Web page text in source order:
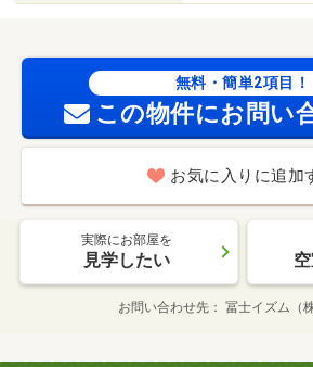
無料・簡単2項目！
この物件にお問い
お気に入りに追加
実際にお部屋を
見学したい
お問い合わせ先 冨士イズム（